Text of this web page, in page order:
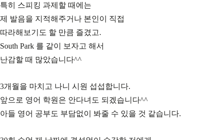
특히 스피킹 과제할 때에는
제 발음을 지적해주거나 본인이 직접
따라해보기도 할 만큼 즐겼고.
South Park 를 같이 보자고 해서
난감할 때 많았습니다^^
3개월을 마치고 나니 시원 섭섭합니다.
앞으로 영어 학원은 안다녀도 되겠습니다^^
아들 영어 공부도 부담없이 봐줄 수 있을 것 같습니다.